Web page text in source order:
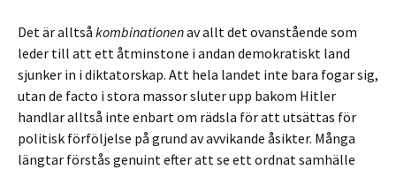
Det är alltså kombinationenav allt det ovanstående som
leder till att ett åtminstone i andan demokratiskt land
sjunker in i diktatorskap. Att hela landet inte bara fogar sig,
utan de facto i stora massor sluter upp bakom Hitler
handlar alltså inte enbart om rädsla för att utsättas för
politisk förföljelse på grund av avvikande åsikter. Många
längtar förstås genuint efter att se ett ordnat samhälle